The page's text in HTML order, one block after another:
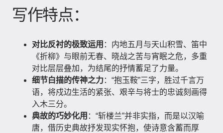
写作特点：
对比反衬的极致运用 ：内地五月与天山积雪、笛中
《折柳》与眼前无春、晓战之苦与宵眠之危，多重
对比层层叠加，为结尾的抒情蓄足了力量。
细节白描的传神之力：“抱玉鞍”三字，胜过千言万
语，将戍边生活的紧张、艰辛与将士的忠诚刻画得
入木三分。
典故的巧妙化用 ：“斩楼兰”并非实指，而是以汉喻
唐，借历史典故抒发现实怀抱，使诗意含蓄而厚